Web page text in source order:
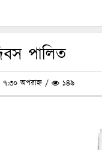
পালিত
৭:৩০ অপরাহ্ন / ১৪৯